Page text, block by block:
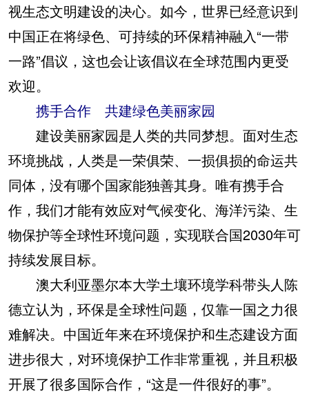
视生态文明建设的决心。如今，世界已经意识到
中国正在将绿色、可持续的环保精神融入“一带
一路”倡议，这也会让该倡议在全球范围内更受
欢迎。
携手合作 共建绿色美丽家园
建设美丽家园是人类的共同梦想。面对生态
环境挑战，人类是一荣俱荣、一损俱损的命运共
同体，没有哪个国家能独善其身。唯有携手合
作，我们才能有效应对气候变化、海洋污染、生
物保护等全球性环境问题，实现联合国2030年可
持续发展目标。
澳大利亚墨尔本大学土壤环境学科带头人陈
德立认为，环保是全球性问题，仅靠一国之力很
难解决。中国近年来在环境保护和生态建设方面
进步很大，对环境保护工作非常重视，并且积极
开展了很多国际合作，“这是一件很好的事”。